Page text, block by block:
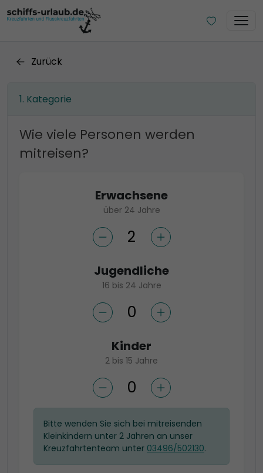
Zurück
Kategorie
Wie viele Personen werden
mitreisen?
Erwachsene
über 24 Jahre
Jugendliche
16 bis 24 Jahre
Kinder
2 bis 15 Jahre
Bitte wenden Sie sich bei mitreisenden
Kleinkindern unter 2 Jahren an unser
Kreuzfahrtenteam unter 03496/502130.